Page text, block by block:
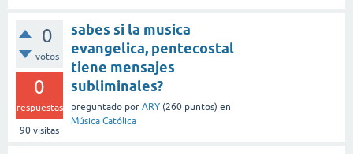
0
votos
0
respuestas
90 visitas
sabes si la musica
evangelica, pentecostal
tiene mensajes
subliminales?
preguntado por ARY (260 puntos) en
Música Católica